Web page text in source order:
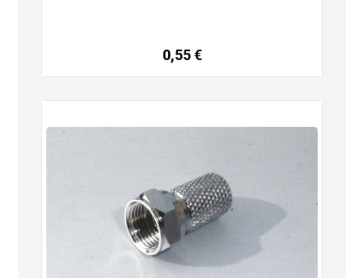
0,55€
Dodaj u košaricu